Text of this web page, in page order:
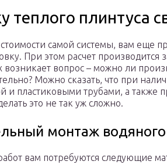
теплого плинтуса
самой системы, вам еще
При этом расчет
возникает вопрос – можно ли
Можно сказать, что при
и пластиковыми трубами, а также
это не так уж сложно.
монтаж водяного
вам потребуются следующие